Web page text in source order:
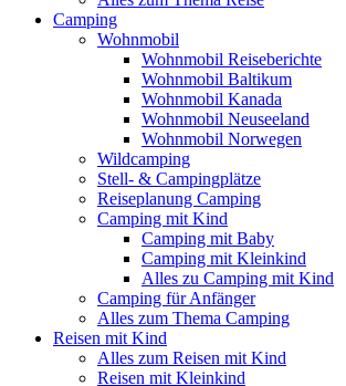
Camping
Wohnmobil
Wohnmobil Reiseberichte
Wohnmobil Baltikum
Wohnmobil Kanada
Wohnmobil Neuseeland
Wohnmobil Norwegen
Wildcamping
Stell- & Campingplätze
Reiseplanung Camping
Camping mit Kind
Camping mit Baby
Camping mit Kleinkind
Alles zu Camping mit Kind
Camping für Anfänger
Alles zum Thema Camping
Reisen mit Kind
Alles zum Reisen mit Kind
Reisen mit Kleinkind